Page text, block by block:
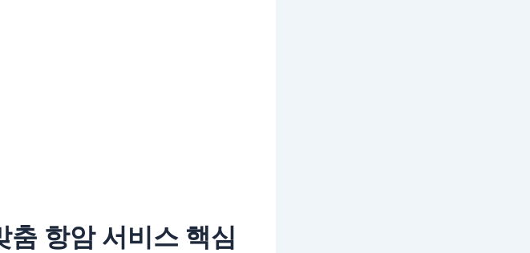
항암 서비스 핵심